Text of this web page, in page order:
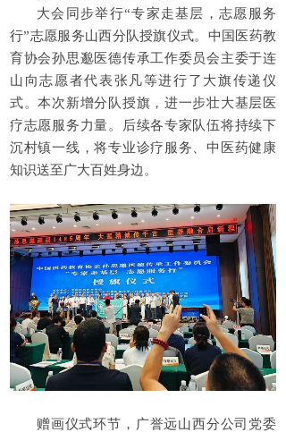
大会同步举行“专家走基层，志愿服务
行”志愿服务山西分队授旗仪式。中国医药教
育协会孙思邈医德传承工作委员会主委于连
山向志愿者代表张凡等进行了大旗传递仪
式。本次新增分队授旗，进一步壮大基层医
疗志愿服务力量。后续各专家队伍将持续下
沉村镇一线，将专业诊疗服务、中医药健康
知识送至广大百姓身边。
赠画仪式环节，广誉远山西分公司党委